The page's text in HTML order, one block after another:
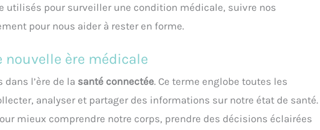
utilisés pour surveiller une condition médicale, suivre nos
pour nous aider à rester en forme.
nouvelle ère médicale
l’ère de la santé connectée. Ce terme englobe toutes les
analyser et partager des informations sur notre état de santé.
mieux comprendre notre corps, prendre des décisions éclairées